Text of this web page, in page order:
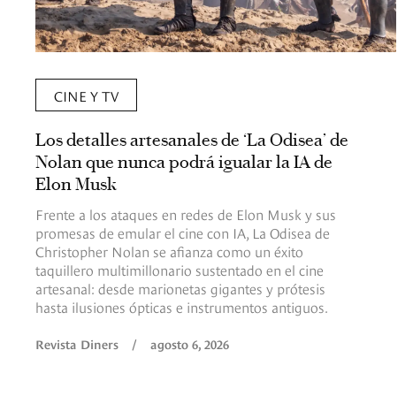
CINE Y TV
Los detalles artesanales de ‘La Odisea’ de
Nolan que nunca podrá igualar la IA de
Elon Musk
Frente a los ataques en redes de Elon Musk y sus
promesas de emular el cine con IA, La Odisea de
Christopher Nolan se afianza como un éxito
taquillero multimillonario sustentado en el cine
artesanal: desde marionetas gigantes y prótesis
hasta ilusiones ópticas e instrumentos antiguos.
Revista Diners / agosto 6, 2026